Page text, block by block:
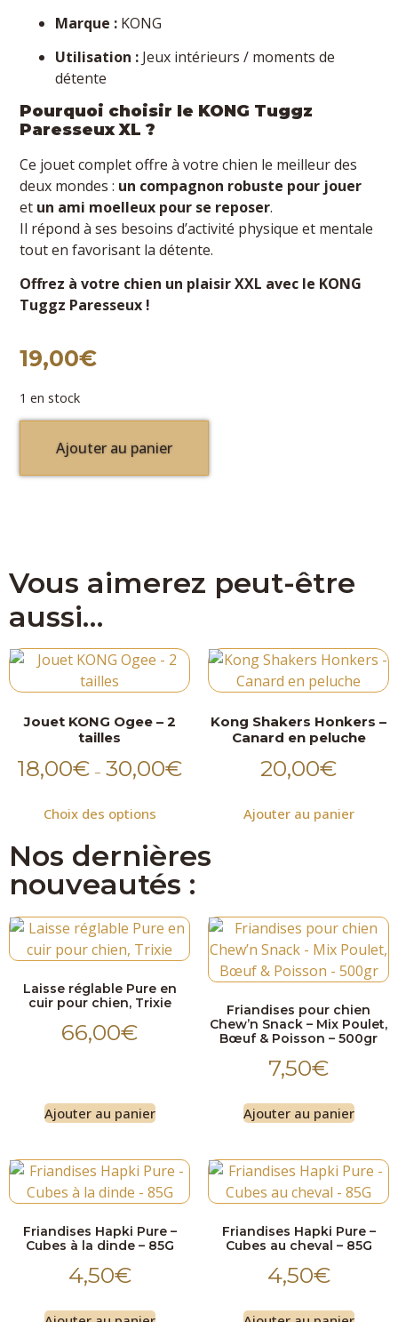
Marque : KONG
Utilisation : Jeux intérieurs / moments de
détente
Pourquoi choisir le KONG Tuggz
Paresseux XL ?
Ce jouet complet offre à votre chien le meilleur des
deux mondes : un compagnon robuste pour jouer
et un ami moelleux pour se reposer.
Il répond à ses besoins d’activité physique et mentale
tout en favorisant la détente.
Offrez à votre chien un plaisir XXL avec le KONG
Tuggz Paresseux !
19,00€
1 en stock
Ajouter au panier
Vous aimerez peut-être
aussi…
Jouet KONG Ogee – 2
tailles
18,00€ – 30,00€
Choix des options
Kong Shakers Honkers –
Canard en peluche
20,00€
Ajouter au panier
Nos dernières
nouveautés :
Laisse réglable Pure en
cuir pour chien, Trixie
66,00€
Ajouter au panier
Friandises pour chien
Chew’n Snack – Mix Poulet,
Bœuf & Poisson – 500gr
7,50€
Ajouter au panier
Friandises Hapki Pure –
Cubes à la dinde – 85G
4,50€
Friandises Hapki Pure –
Cubes au cheval – 85G
4,50€